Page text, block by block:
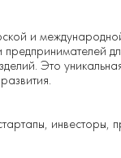
и
Это
инвесторы,